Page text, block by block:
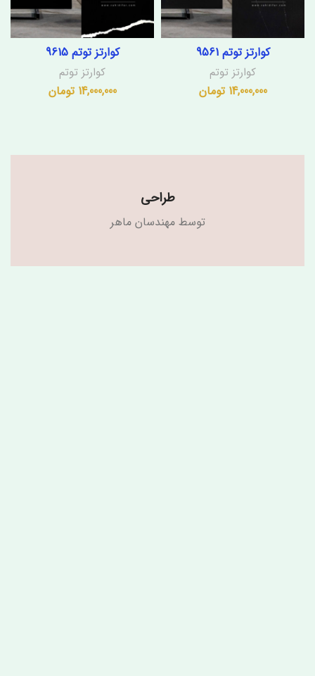
کوارتز توتم 9561
کوارتز توتم
14,000,000 تومان
کوارتز توتم 9615
کوارتز توتم
14,000,000 تومان
طراحی
توسط مهندسان ماهر